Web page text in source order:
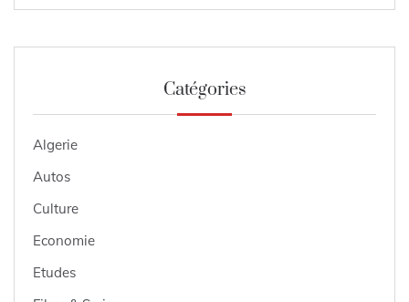
Catégories
Algerie
Autos
Culture
Economie
Etudes